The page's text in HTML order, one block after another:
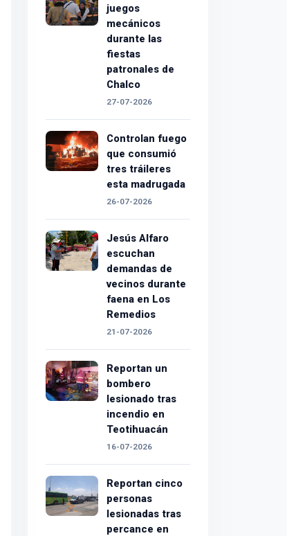
juegos
mecánicos
durante las
fiestas
patronales de
Chalco
27-07-2026
Controlan fuego
que consumió
tres tráileres
esta madrugada
26-07-2026
Jesús Alfaro
escuchan
demandas de
vecinos durante
faena en Los
Remedios
21-07-2026
Reportan un
bombero
lesionado tras
incendio en
Teotihuacán
16-07-2026
Reportan cinco
personas
lesionadas tras
percance en